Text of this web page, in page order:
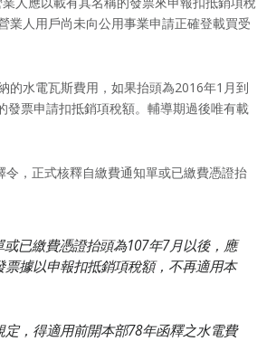
業人用戶尚未向公用事業申請正確登載買受
的水電瓦斯費用，如果抬頭為2016年1月到
票申請扣抵銷項稅額。輔導期過後唯有載
，正式核釋自繳費通知單或已繳費憑證抬
已繳費憑證抬頭為107年7月以後，應
票據以申報扣抵銷項稅額，不再適用本
定，得適用前開本部78年函釋之水電費